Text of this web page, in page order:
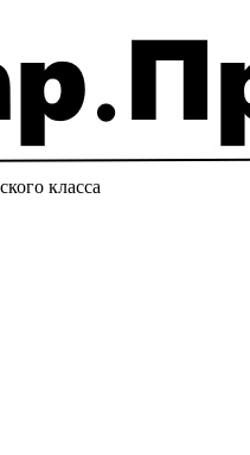
класса